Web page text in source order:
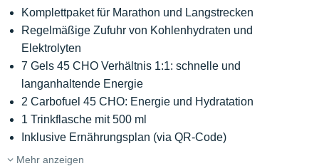
Komplettpaket für Marathon und Langstrecken
Regelmäßige Zufuhr von Kohlenhydraten und
Elektrolyten
7 Gels 45 CHO Verhältnis 1:1: schnelle und
langanhaltende Energie
2 Carbofuel 45 CHO: Energie und Hydratation
1 Trinkflasche mit 500 ml
Inklusive Ernährungsplan (via QR-Code)
Mehr anzeigen